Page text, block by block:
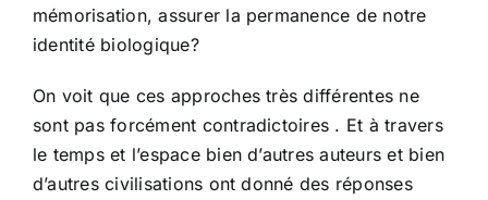
mémorisation, assurer la permanence de notre
identité biologique?
On voit que ces approches très différentes ne
sont pas forcément contradictoires . Et à travers
le temps et l’espace bien d’autres auteurs et bien
d’autres civilisations ont donné des réponses